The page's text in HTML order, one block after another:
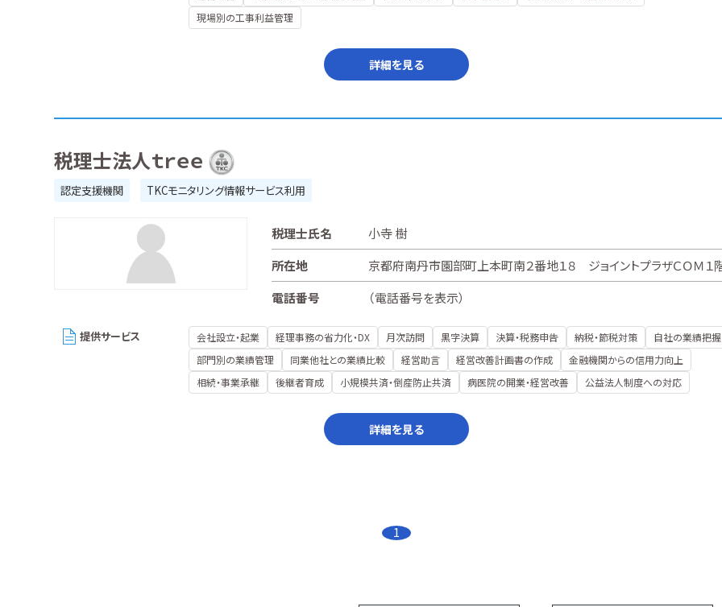
現場別の工事利益管理
詳細を見る
税理士法人ｔｒｅｅ
認定支援機関 TKCモニタリング情報サービス利用
税理士氏名
小寺 樹
所在地
京都府南丹市園部町上本町南２番地１８ ジョイントプラザＣＯＭ１
電話番号
（電話番号を表示）
提供サービス 会社設立・起業 経理事務の省力化・DX 月次訪問 黒字決算 決算・税務申告 納税・節税対策
自社の業績把握
部門別の業績管理
同業他社との業績比較 経営助言 経営改善計画書の作成
金融機関からの信用力向上
相続・事業承継
後継者育成 小規模共済・倒産防止共済 病医院の開業・経営改善 公益法人制度への対応
詳細を見る
1